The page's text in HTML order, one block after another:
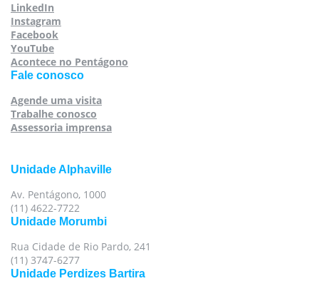
LinkedIn
Instagram
Facebook
YouTube
Acontece no Pentágono
Fale conosco
Agende uma visita
Trabalhe conosco
Assessoria imprensa
Unidade Alphaville
Av. Pentágono, 1000
(11) 4622-7722
Unidade Morumbi
Rua Cidade de Rio Pardo, 241
(11) 3747-6277
Unidade Perdizes Bartira